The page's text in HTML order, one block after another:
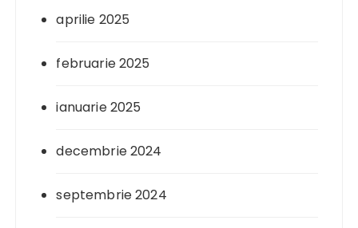
aprilie 2025
februarie 2025
ianuarie 2025
decembrie 2024
septembrie 2024